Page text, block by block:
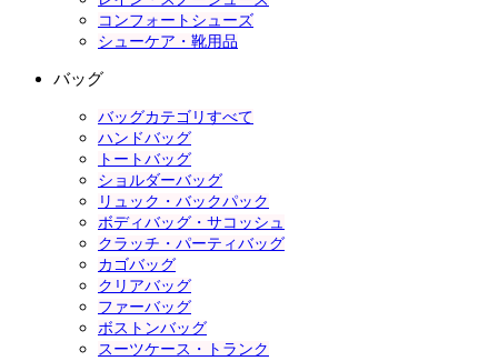
コンフォートシューズ
シューケア・靴用品
バッグ
バッグカテゴリすべて
ハンドバッグ
トートバッグ
ショルダーバッグ
リュック・バックパック
ボディバッグ・サコッシュ
クラッチ・パーティバッグ
カゴバッグ
クリアバッグ
ファーバッグ
ボストンバッグ
スーツケース・トランク